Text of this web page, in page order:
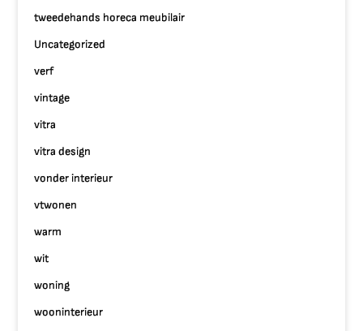
tweedehands horeca meubilair
Uncategorized
verf
vintage
vitra
vitra design
vonder interieur
vtwonen
warm
wit
woning
wooninterieur